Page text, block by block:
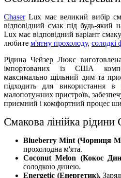
ChaserLux має великий вибір
відповідний смак під будь-який
Lux має відповідний варіант
любите м'ятну прохолоду, солодкі
Рідина Чейзер Люкс
імпортованих із США
максимально щільний дим та
підходить для використання в
малопотужних пристроїв,
приємний і комфортний процес
Смакова лінійка рідини
Blueberry Mint (Чорниця
прохолодна м'ята.
Coconut Melon (Кокос
солодкою динею.
Energetic (Енергетик).